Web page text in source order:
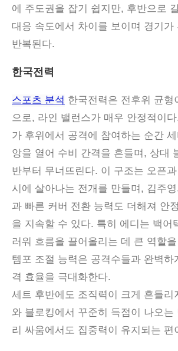
에 주도권을 잡기 쉽지만, 후반으로
대응 속도에서 차이를 보이며 경기가
반복된다.
한국전력
스포츠 분석 한국전력은 전후위 균형
으로, 라인 밸런스가 매우 안정적이
가 후위에서 공격에 참여하는 순간
앙을 열어 수비 간격을 흔들며, 상대
반부터 무너뜨린다. 이 구조는 오픈
시에 살아나는 전개를 만들며, 김주
과 빠른 커버 전환 능력도 더해져 안
을 지속할 수 있다. 특히 에디는 백어
러워 흐름을 끌어올리는 데 큰 역할
템포 조절 능력은 공격수들과 완벽하
격 효율을 극대화한다.
세트 후반에도 조직력이 크게 흔들리
와 블로킹에서 꾸준히 득점이 나오는
리 싸움에서도 집중력이 유지되는 편